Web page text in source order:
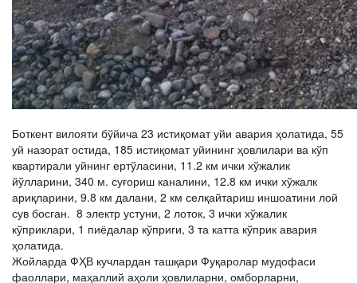
Боткент вилояти бўйича 23 истиқомат уйи авария ҳолатида, 55
уй назорат остида, 185 истиқомат уйининг ҳовлилари ва кўп
квартирали уйнинг ертўласини, 11.2 км ички хўжалик
йўлларини, 340 м. суғориш каналини, 12.8 км ички хўжалк
ариқларини, 9.8 км далани, 2 км селқайтариш иншоатини лой
сув босган. 8 электр устуни, 2 лоток, 3 ички хўжалик
кўприклари, 1 пиёдалар кўприги, 3 та катта кўприк авария
ҳолатида.
Жойларда ФҲВ кучлардан ташқари Фуқаролар мудофаси
фаоллари, маҳаллий аҳоли ҳовлиларни, омборларни,